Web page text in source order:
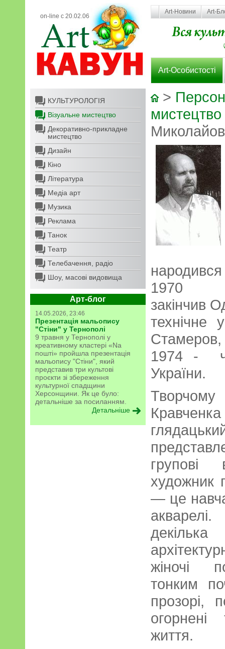
on-line с 20.02.06
Art-Новини Art-
Art-Особистості
КУЛЬТУРОЛОГІЯ
Візуальне мистецтво
Декоративно-прикладне
мистецтво
Дизайн
Кіно
Література
Медіа арт
Музика
Реклама
Танок
Театр
Телебачення, радіо
Шоу, масові видовища
Арт-блог
14.05.2026, 23:46
Презентація мальопису
"Стіни" у Тернополі
9 травня у Тернополі у
креативному кластері «Na
пошті» пройшла презентація
мальопису "Стіни", який
представив три культові
проєкти зі збереження
культурної спадщини
Херсонщини. Як це було:
детальніше за посиланням.
Детальніше
>
мистецтво
закінчив
технічне
1974 -
України.
художник
— це
жіночі
тонким
прозорі,
життя.